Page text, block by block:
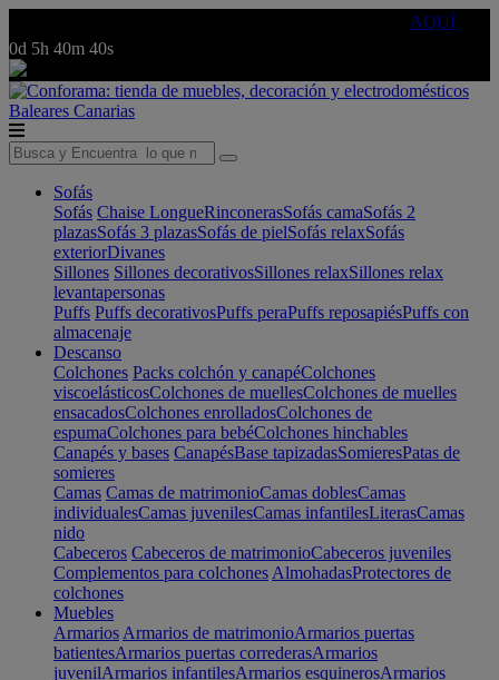
AQUÍ
0d 5h 40m 40s
Baleares Canarias
Sofás
Sofás Chaise LongueRinconerasSofás camaSofás 2
plazasSofás 3 plazasSofás de pielSofás relaxSofás
exteriorDivanes
Sillones Sillones decorativosSillones relaxSillones relax
levantapersonas
Puffs Puffs decorativosPuffs peraPuffs reposapiésPuffs con
almacenaje
Descanso
Colchones Packs colchón y canapéColchones
viscoelásticosColchones de muellesColchones de muelles
ensacadosColchones enrolladosColchones de
espumaColchones para bebéColchones hinchables
Canapés y bases CanapésBase tapizadasSomieresPatas de
somieres
Camas Camas de matrimonioCamas doblesCamas
individualesCamas juvenilesCamas infantilesLiterasCamas
nido
Cabeceros Cabeceros de matrimonioCabeceros juveniles
Complementos para colchones AlmohadasProtectores de
colchones
Muebles
Armarios Armarios de matrimonioArmarios puertas
batientesArmarios puertas correderasArmarios
juvenilArmarios infantilesArmarios esquinerosArmarios